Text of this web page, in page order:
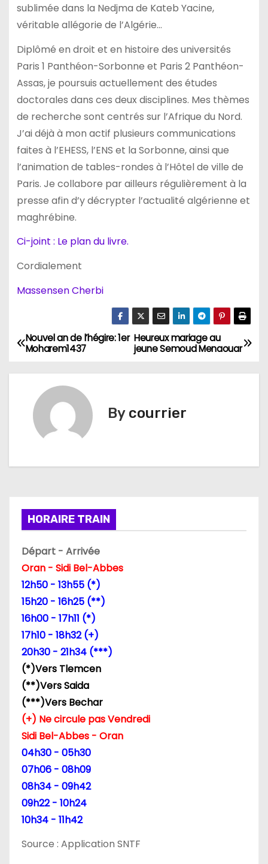
sublimée dans la Nedjma de Kateb Yacine,
véritable allégorie de l’Algérie…
Diplômé en droit et en histoire des universités
Paris 1 Panthéon-Sorbonne et Paris 2 Panthéon-
Assas, je poursuis actuellement des études
doctorales dans ces deux disciplines. Mes thèmes
de recherche sont centrés sur l’Afrique du Nord.
J’ai déjà à mon actif plusieurs communications
faites à l’EHESS, l’ENS et la Sorbonne, ainsi que
l’animation de tables-rondes à l’Hôtel de ville de
Paris. Je collabore par ailleurs régulièrement à la
presse afin d’y décrypter l’actualité algérienne et
maghrébine.
Ci-joint : Le plan du livre.
Cordialement
Massensen Cherbi
N
a
a
o
n
d
e
a
r
t
c
e
Heureux mariage au
jeune Semoud Menaouar
Nouvel an de l’hégire: 1er
Moharem1437
By courrier
HORAIRE TRAIN
Départ - Arrivée
Oran - Sidi Bel-Abbes
12h50 - 13h55 (*)
15h20 - 16h25 (**)
16h00 - 17h11 (*)
17h10 - 18h32 (+)
20h30 - 21h34 (***)
(*)Vers Tlemcen
(**)Vers Saida
(***)Vers Bechar
(+) Ne circule pas Vendredi
Sidi Bel-Abbes - Oran
04h30 - 05h30
07h06 - 08h09
08h34 - 09h42
09h22 - 10h24
10h34 - 11h42
Source : Application SNTF